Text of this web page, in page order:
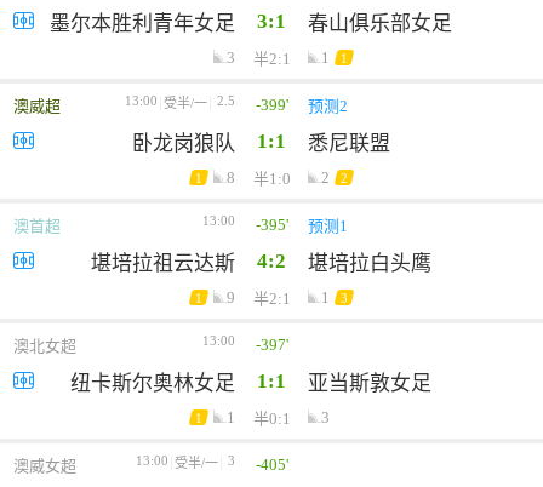
墨尔本胜利青年女足 3:1 春山俱乐部女足
3 半2:1 1 1
澳威超 13:00 受半/一 2.5 -399' 预测2
卧龙岗狼队 1:1 悉尼联盟
1 8 半1:0 2 2
澳首超 13:00 -395' 预测1
堪培拉祖云达斯 4:2 堪培拉白头鹰
1 9 半2:1 1 3
澳北女超 13:00 -397'
纽卡斯尔奥林女足 1:1 亚当斯敦女足
1 1 半0:1 3
澳威女超 13:00 受半/一 3 -405'